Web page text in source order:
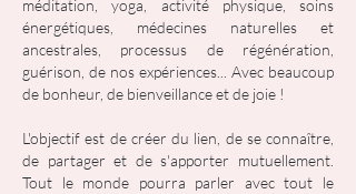
méditation, yoga, activité physique, soins
énergétiques, médecines naturelles et
ancestrales, processus de régénération,
guérison, de nos expériences... Avec beaucoup
de bonheur, de bienveillance et de joie !
L'objectif est de créer du lien, de se connaître,
de partager et de s'apporter mutuellement.
Tout le monde pourra parler avec tout le